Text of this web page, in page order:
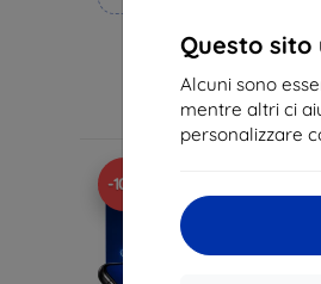
Questo sito
Alcuni sono
mentre altri ci
personalizzare
21,90 €
19,72 €
In magazzino 3 pz
-10%